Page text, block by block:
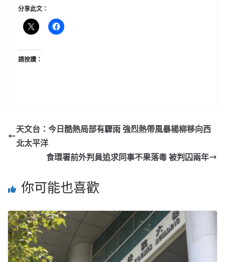
分享此文：
請按讚：
天文台：今日酷熱局部有驟雨 強烈熱帶風暴楊柳移向西
北太平洋
食環署前外判員追求同事不果落毒 被判囚兩年
你可能也喜歡